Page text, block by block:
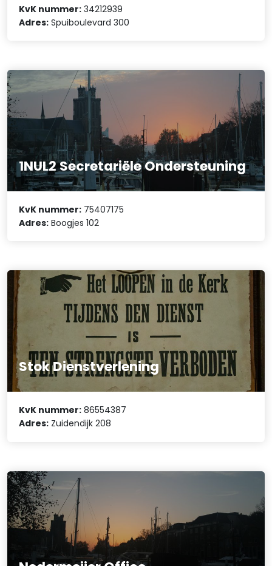
KvK nummer: 34212939
Adres: Spuiboulevard 300
1NUL2 Secretariële Ondersteuning
KvK nummer: 75407175
Adres: Boogjes 102
Stok Dienstverlening
KvK nummer: 86554387
Adres: Zuidendijk 208